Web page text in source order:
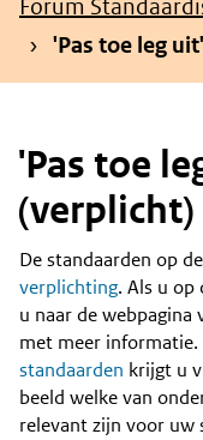
Forum
'Pas toe leg
'Pas toe
(verplicht)
Content
De standaarden op
verplichting. Als u op
u naar de webpagina
met meer informatie.
standaarden krijgt u
beeld welke van
relevant zijn voor uw